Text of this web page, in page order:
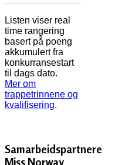
Listen viser real
time rangering
basert på poeng
akkumulert fra
konkurransestart
til dags dato.
Mer om
trappetrinnene og
kvalifisering.
Samarbeidspartnere
Miss Norway